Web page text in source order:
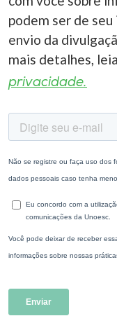
podem ser de
envio da
mais detalhes,
privacidade.